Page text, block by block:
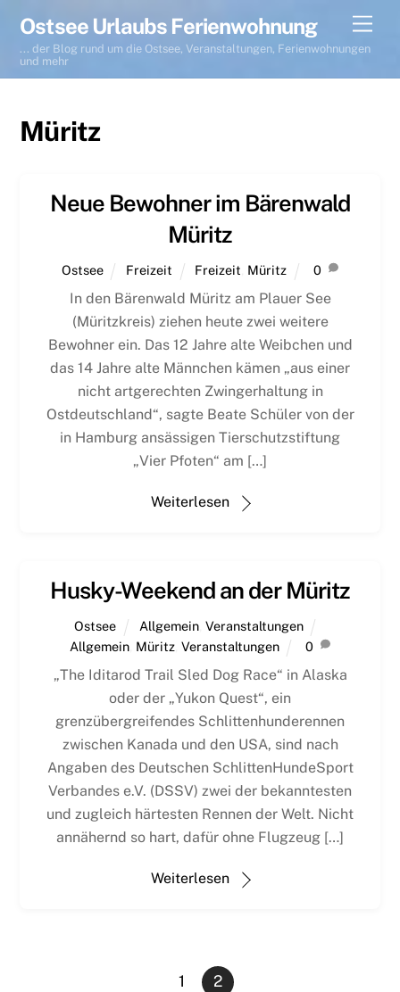
content
Ostsee Urlaubs Ferienwohnung
... der Blog rund um die Ostsee, Veranstaltungen, Ferienwohnungen
und mehr
Müritz
Neue Bewohner im Bärenwald
Müritz
Ostsee Freizeit Freizeit Müritz 0
In den Bärenwald Müritz am Plauer See
(Müritzkreis) ziehen heute zwei weitere
Bewohner ein. Das 12 Jahre alte Weibchen und
das 14 Jahre alte Männchen kämen „aus einer
nicht artgerechten Zwingerhaltung in
Ostdeutschland“, sagte Beate Schüler von der
in Hamburg ansässigen Tierschutzstiftung
„Vier Pfoten“ am […]
Weiterlesen
Husky-Weekend an der Müritz
Ostsee Allgemein, Veranstaltungen
Allgemein, Müritz, Veranstaltungen 0
„The Iditarod Trail Sled Dog Race“ in Alaska
oder der „Yukon Quest“, ein
grenzübergreifendes Schlittenhunderennen
zwischen Kanada und den USA, sind nach
Angaben des Deutschen SchlittenHundeSport
Verbandes e.V. (DSSV) zwei der bekanntesten
und zugleich härtesten Rennen der Welt. Nicht
annähernd so hart, dafür ohne Flugzeug […]
Weiterlesen
1 2